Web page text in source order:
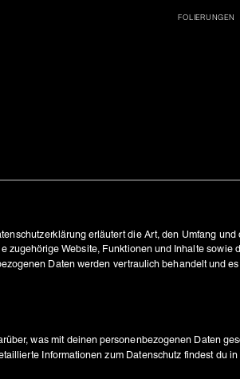
erläutert die Art, den Umfang
zugehörige Website, Funktionen und Inhalte
Daten werden vertraulich behandelt und
was mit deinen personenbezogenen Daten
FOLIERUNGEN